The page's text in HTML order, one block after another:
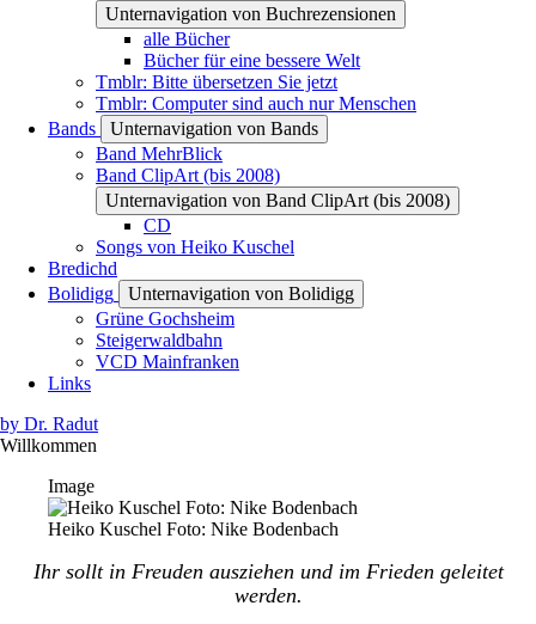
Unternavigation von Buchrezensionen
alle Bücher
Bücher für eine bessere Welt
Tmblr: Bitte übersetzen Sie jetzt
Tmblr: Computer sind auch nur Menschen
Bands
Unternavigation von Bands
Band MehrBlick
Band ClipArt (bis 2008)
Unternavigation von Band ClipArt (bis 2008)
CD
Songs von Heiko Kuschel
Bredichd
Bolidigg
Unternavigation von Bolidigg
Grüne Gochsheim
Steigerwaldbahn
VCD Mainfranken
Links
by Dr. Radut
Willkommen
Image
Heiko Kuschel Foto: Nike Bodenbach
Ihr sollt in Freuden ausziehen und im Frieden geleitet
werden.